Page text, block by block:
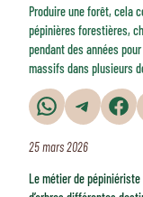
Produire une forêt, cela
pépinières forestières,
pendant des années
massifs dans plusieurs
Partager sur WhatsApp Partager sur Telegram Partager sur Facebook
25 mars 2026
Le métier de